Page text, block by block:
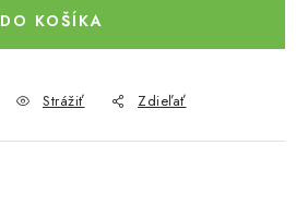
DO KOŠÍKA
Strážiť Zdieľať